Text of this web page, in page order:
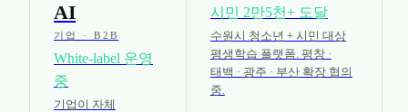
AI
기업 · B2B
White-label 운영
중
기업이 자체
시민 2만5천+ 도달
수원시 청소년 + 시민 대상
평생학습 플랫폼. 평창 ·
태백 · 광주 · 부산 확장 협의
중.